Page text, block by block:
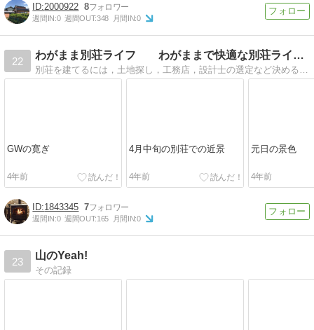
2000922 8
週間IN:0 週間OUT:348 月間IN:0
22
わがまま別荘ライフ わがままで快適な別荘ライフの提案
GWの寛ぎ
4年前
4月中旬の別荘での近景
4年前
元日の景色
4年前
1843345 7
週間IN:0 週間OUT:165 月間IN:0
23
山のYeah!
その記録